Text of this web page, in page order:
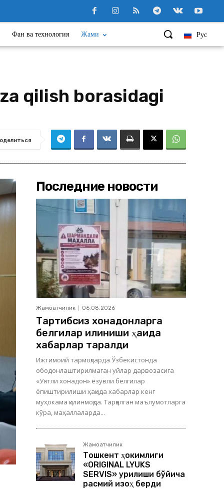
Рус
Фан ва технология Жами
qilish borasidagi
Последние новости
Жамоатчилик 06.08.2026
Тартибсиз хонадонларга
белгилар илиниши ҳақида
хабарлар тарқалди
Ижтимоий тармоқларда Ўзбекистонда
ободонлаштирилмаган уйлар дарвозасига
«Уятли хонадон» ёзувли белгилар
ёпиштирилиши ҳақида хабарлар кенг
муҳокама қилинмоқда. Тарқалган маълумотларга
кўра, маҳаллаларда...
Жамоатчилик
Тошкент ҳокимлиги
«ORIGINAL LYUKS
SERVIS» қурилиши бўйича
расмий изоҳ берди